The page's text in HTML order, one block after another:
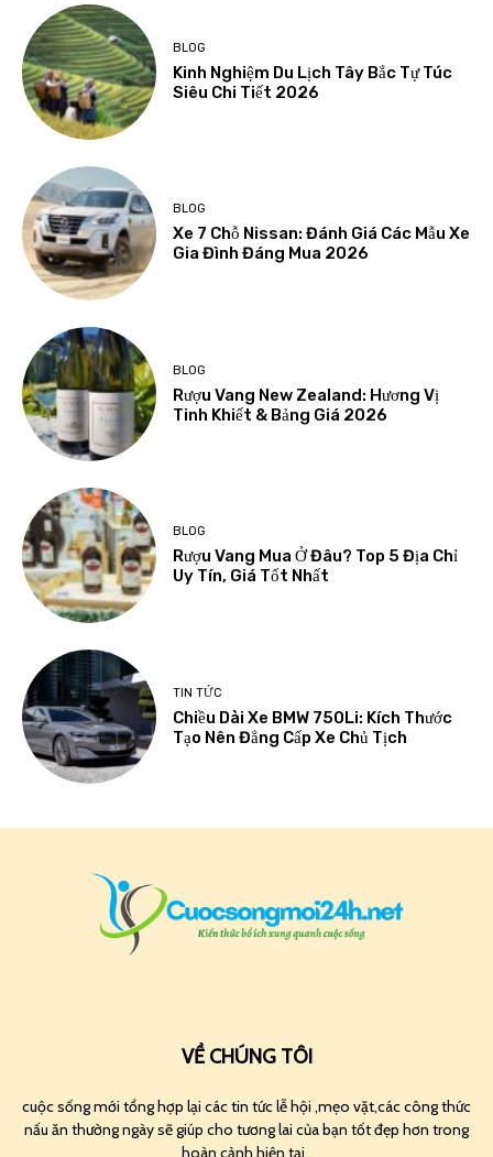
BLOG
Kinh Nghiệm Du Lịch Tây Bắc Tự Túc
Siêu Chi Tiết 2026
BLOG
Xe 7 Chỗ Nissan: Đánh Giá Các Mẫu Xe
Gia Đình Đáng Mua 2026
BLOG
Rượu Vang New Zealand: Hương Vị
Tinh Khiết & Bảng Giá 2026
BLOG
Rượu Vang Mua Ở Đâu? Top 5 Địa Chỉ
Uy Tín, Giá Tốt Nhất
TIN TỨC
Chiều Dài Xe BMW 750Li: Kích Thước
Tạo Nên Đẳng Cấp Xe Chủ Tịch
VỀ CHÚNG TÔI
cuộc sống mới tổng hợp lại các tin tức lễ hội ,mẹo vặt,các công thức
nấu ăn thường ngày sẽ giúp cho tương lai của bạn tốt đẹp hơn trong
hoàn cảnh hiện tại .